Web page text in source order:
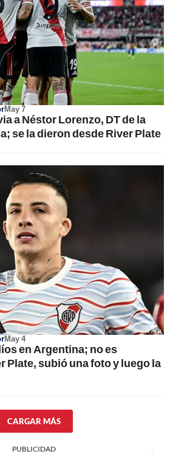
May 7
a Néstor Lorenzo, DT de la
se la dieron desde River Plate
May 4
en Argentina; no es
Plate, subió una foto y luego la
CARGAR MÁS
PUBLICIDAD